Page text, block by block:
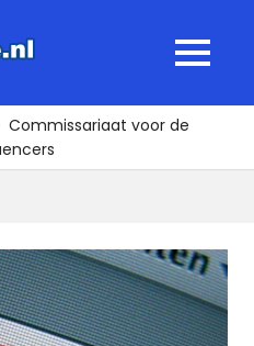
MENU
Commissariaat voor de